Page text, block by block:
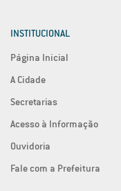
INSTITUCIONAL
Página Inicial
A Cidade
Secretarias
Acesso à Informação
Ouvidoria
Fale com a Prefeitura